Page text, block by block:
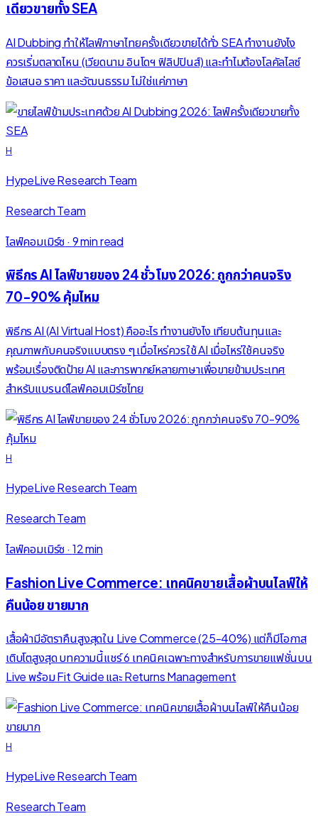
เดียวขายทั้ง SEA
AI Dubbing ทำให้ไลฟ์ภาษาไทยครั้งเดียวขายได้ทั่ว SEA ทำงานยังไง
ควรเริ่มตลาดไหน (เวียดนาม อินโดฯ ฟิลิปปินส์) และทำไมต้องโลคัลไลซ์
ข้อเสนอ ราคา และวัฒนธรรม ไม่ใช่แค่ภาษา
H
HypeLive Research Team
Research Team
ไลฟ์คอมเมิร์ซ· 9 min read
พิธีกร AI ไลฟ์ขายของ 24 ชั่วโมง 2026: ถูกกว่าคนจริง
70-90% คุ้มไหม
พิธีกร AI (AI Virtual Host) คืออะไร ทำงานยังไง เทียบต้นทุนและ
คุณภาพกับคนจริงแบบตรง ๆ เมื่อไหร่ควรใช้ AI เมื่อไหร่ใช้คนจริง
พร้อมเรื่องติดป้าย AI และการพากย์หลายภาษาเพื่อขายข้ามประเทศ
สำหรับแบรนด์ไลฟ์คอมเมิร์ซไทย
H
HypeLive Research Team
Research Team
ไลฟ์คอมเมิร์ซ· 12 min
Fashion Live Commerce: เทคนิคขายเสื้อผ้าบนไลฟ์ให้
คืนน้อย ขายมาก
เสื้อผ้ามีอัตราคืนสูงสุดใน Live Commerce (25-40%) แต่ก็มีโอกาส
เติบโตสูงสุด บทความนี้แชร์ 6 เทคนิคเฉพาะทางสำหรับการขายแฟชั่นบน
Live พร้อม Fit Guide และ Returns Management
H
HypeLive Research Team
Research Team